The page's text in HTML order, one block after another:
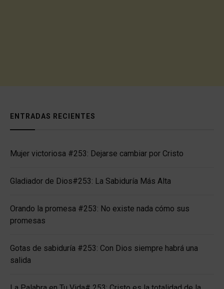
ENTRADAS RECIENTES
Mujer victoriosa #253: Dejarse cambiar por Cristo
Gladiador de Dios#253: La Sabiduría Más Alta
Orando la promesa #253: No existe nada cómo sus
promesas
Gotas de sabiduría #253: Con Dios siempre habrá una
salida